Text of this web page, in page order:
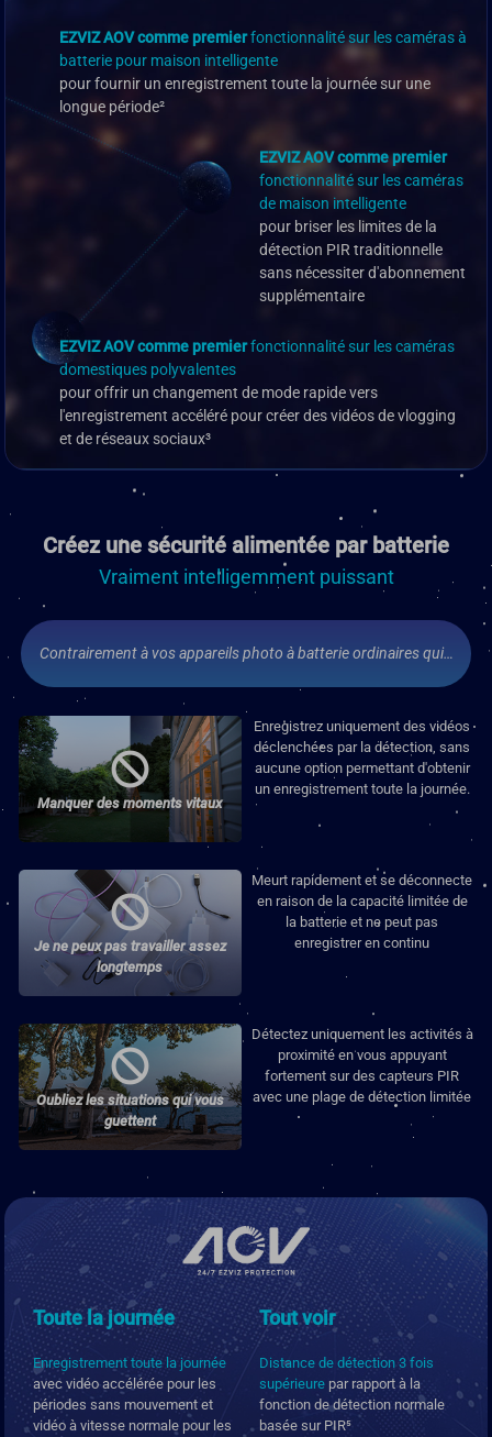
EZVIZ AOV comme premierfonctionnalité sur les caméras à
batterie pour maison intelligente
pour fournir un enregistrement toute la journée sur une
longue période²
EZVIZ AOV comme premier
fonctionnalité sur les caméras
de maison intelligente
pour briser les limites de la
détection PIR traditionnelle
sans nécessiter d'abonnement
supplémentaire
EZVIZ AOV comme premierfonctionnalité sur les caméras
domestiques polyvalentes
pour offrir un changement de mode rapide vers
l'enregistrement accéléré pour créer des vidéos de vlogging
et de réseaux sociaux³
Créez une sécurité alimentée par batterie
Vraiment intelligemment puissant
Contrairement à vos appareils photo à batterie ordinaires qui…
Manquer des moments vitaux
Enregistrez uniquement des vidéos
déclenchées par la détection, sans
aucune option permettant d'obtenir
un enregistrement toute la journée.
Je ne peux pas travailler assez
longtemps
Meurt rapidement et se déconnecte
en raison de la capacité limitée de
la batterie et ne peut pas
enregistrer en continu
Oubliez les situations qui vous
guettent
Détectez uniquement les activités à
proximité en vous appuyant
fortement sur des capteurs PIR
avec une plage de détection limitée
Toute la journée
Enregistrement toute la journée
avec vidéo accélérée pour les
périodes sans mouvement et
vidéo à vitesse normale pour les
Tout voir
Distance de détection 3 fois
supérieure par rapport à la
fonction de détection normale
basée sur PIR⁵